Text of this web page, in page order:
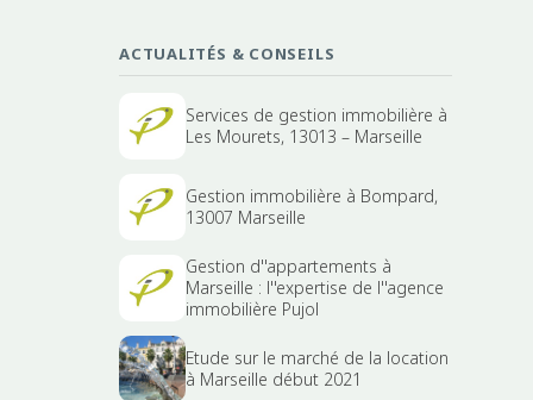
ACTUALITÉS & CONSEILS
Services de gestion immobilière à
Les Mourets, 13013 – Marseille
Gestion immobilière à Bompard,
13007 Marseille
Gestion d''appartements à
Marseille : l''expertise de l''agence
immobilière Pujol
Etude sur le marché de la location
à Marseille début 2021